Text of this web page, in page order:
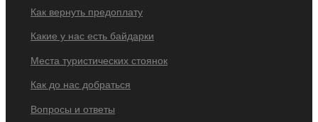
Как вернуть предоплату
Какие у нас есть байдарки
Места туристических стоянок
Как до нас добраться
Вопросы и ответы